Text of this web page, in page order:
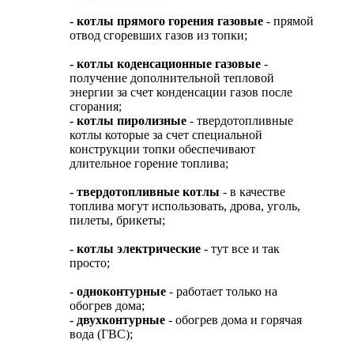
- котлы прямого горения газовые - прямой
отвод сгоревших газов из топки;
- котлы коденсационные газовые -
получение дополнительной тепловой
энергии за счет конденсации газов после
сгорания;
- котлы пиролизные - твердотопливные
котлы которые за счет специальной
конструкции топки обеспечивают
длительное горение топлива;
- твердотопливные котлы - в качестве
топлива могут использовать, дрова, уголь,
пилеты, брикеты;
- котлы электрические - тут все и так
просто;
- одноконтурные - работает только на
обогрев дома;
- двухконтурные - обогрев дома и горячая
вода (ГВС);